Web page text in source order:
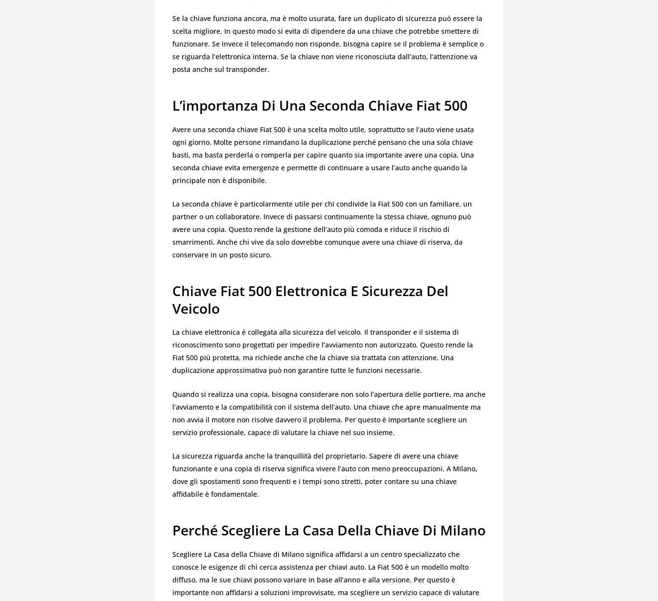
Se la chiave funziona ancora, ma è molto usurata, fare un duplicato di sicurezza può essere la
scelta migliore. In questo modo si evita di dipendere da una chiave che potrebbe smettere di
funzionare. Se invece il telecomando non risponde, bisogna capire se il problema è semplice o
se riguarda l’elettronica interna. Se la chiave non viene riconosciuta dall’auto, l’attenzione va
posta anche sul transponder.
L’importanza Di Una Seconda Chiave Fiat 500
Avere una seconda chiave Fiat 500 è una scelta molto utile, soprattutto se l’auto viene usata
ogni giorno. Molte persone rimandano la duplicazione perché pensano che una sola chiave
basti, ma basta perderla o romperla per capire quanto sia importante avere una copia. Una
seconda chiave evita emergenze e permette di continuare a usare l’auto anche quando la
principale non è disponibile.
La seconda chiave è particolarmente utile per chi condivide la Fiat 500 con un familiare, un
partner o un collaboratore. Invece di passarsi continuamente la stessa chiave, ognuno può
avere una copia. Questo rende la gestione dell’auto più comoda e riduce il rischio di
smarrimenti. Anche chi vive da solo dovrebbe comunque avere una chiave di riserva, da
conservare in un posto sicuro.
Chiave Fiat 500 Elettronica E Sicurezza Del
Veicolo
La chiave elettronica è collegata alla sicurezza del veicolo. Il transponder e il sistema di
riconoscimento sono progettati per impedire l’avviamento non autorizzato. Questo rende la
Fiat 500 più protetta, ma richiede anche che la chiave sia trattata con attenzione. Una
duplicazione approssimativa può non garantire tutte le funzioni necessarie.
Quando si realizza una copia, bisogna considerare non solo l’apertura delle portiere, ma anche
l’avviamento e la compatibilità con il sistema dell’auto. Una chiave che apre manualmente ma
non avvia il motore non risolve davvero il problema. Per questo è importante scegliere un
servizio professionale, capace di valutare la chiave nel suo insieme.
La sicurezza riguarda anche la tranquillità del proprietario. Sapere di avere una chiave
funzionante e una copia di riserva significa vivere l’auto con meno preoccupazioni. A Milano,
dove gli spostamenti sono frequenti e i tempi sono stretti, poter contare su una chiave
affidabile è fondamentale.
Perché Scegliere La Casa Della Chiave Di Milano
Scegliere La Casa della Chiave di Milano significa affidarsi a un centro specializzato che
conosce le esigenze di chi cerca assistenza per chiavi auto. La Fiat 500 è un modello molto
diffuso, ma le sue chiavi possono variare in base all’anno e alla versione. Per questo è
importante non affidarsi a soluzioni improvvisate, ma scegliere un servizio capace di valutare